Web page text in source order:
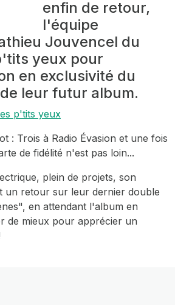
enfin de retour,
l'équipe
Jouvencel du
yeux pour
en exclusivité du
leur futur album.
p'tits yeux
: Trois à Radio Évasion et une fois
de fidélité n'est pas loin...
plein de projets, son
un retour sur leur dernier double
en attendant l'album en
de mieux pour apprécier un